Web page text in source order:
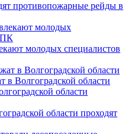
противопожарные рейды в
молодых специалистов
Волгоградской области
области проходят